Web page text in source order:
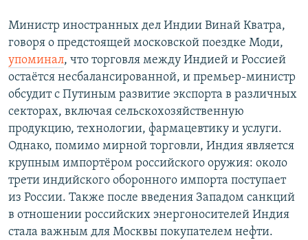
Министр иностранных дел Индии Винай Кватра,
говоря о предстоящей московской поездке Моди,
упоминал, что торговля между Индией и Россией
остаётся несбалансированной, и премьер-министр
обсудит с Путиным развитие экспорта в различных
секторах, включая сельскохозяйственную
продукцию, технологии, фармацевтику и услуги.
Однако, помимо мирной торговли, Индия является
крупным импортёром российского оружия: около
трети индийского оборонного импорта поступает
из России. Также после введения Западом санкций
в отношении российских энергоносителей Индия
стала важным для Москвы покупателем нефти.